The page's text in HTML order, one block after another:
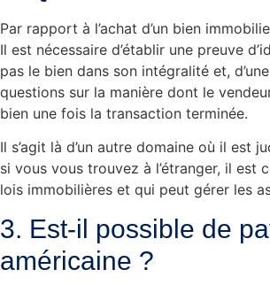
Par rapport à l’achat d’un bien
Il est nécessaire d’établir une preuve
pas le bien dans son intégralité et,
questions sur la manière dont le
bien une fois la transaction terminée.
Il s’agit là d’un autre domaine où il est
si vous vous trouvez à l’étranger, il est
lois immobilières et qui peut gérer les
3. Est-il possible de
américaine ?